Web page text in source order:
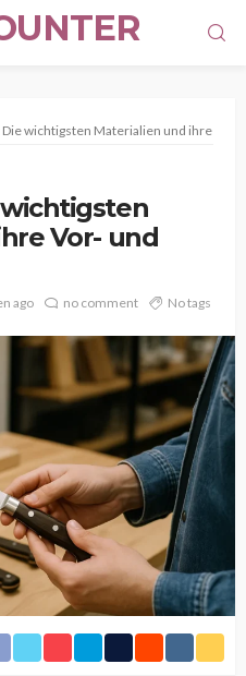
wichtigsten Materialien und ihre Vor-
Vor- und
ago no comment No tags